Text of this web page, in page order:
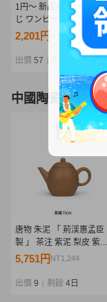
1円〜 新品未開封 一番く
じ ワンピース エルバフ
GIANT BASH!! Vol.2 B賞
サンジ MASTERLISE
EXPIECE フィギュア
2,201円 NT476
出價 57 3 時
中國陶瓷器
唐物 朱泥 「 荊渓惠孟臣
製 」 茶注 紫泥 梨皮 紫砂
壺 宜興 窯 孟臣 紫砂 壷 急
蛮 鉄瓶 長幅11㎝
5,751円 NT1,244
出價 9 剩餘 4日